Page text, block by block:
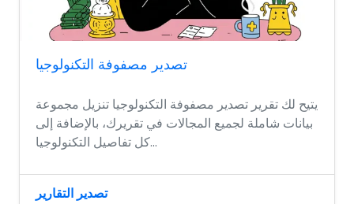
تصدير مصفوفة التكنولوجيا
يتيح لك تقرير تصدير مصفوفة التكنولوجيا تنزيل مجموعة
بيانات شاملة لجميع المجالات في تقريرك، بالإضافة إلى
كل تفاصيل التكنولوجيا...
تصدير التقارير